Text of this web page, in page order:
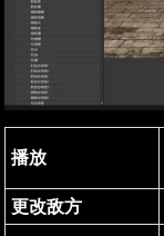
播放
更改敌方